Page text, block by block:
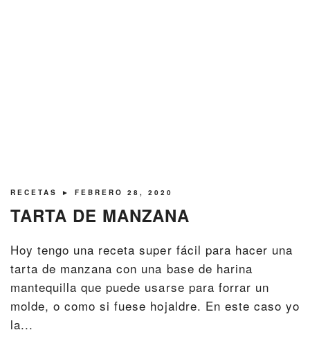
RECETAS ► FEBRERO 28, 2020
TARTA DE MANZANA
Hoy tengo una receta super fácil para hacer una
tarta de manzana con una base de harina
mantequilla que puede usarse para forrar un
molde, o como si fuese hojaldre. En este caso yo
la...